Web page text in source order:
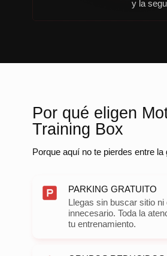
y la
Por qué eligen
Training Box
Porque aquí no te pierdes entre la
PARKING GRATUITO
Llegas sin buscar sitio ni
innecesario. Toda la
tu entrenamiento.